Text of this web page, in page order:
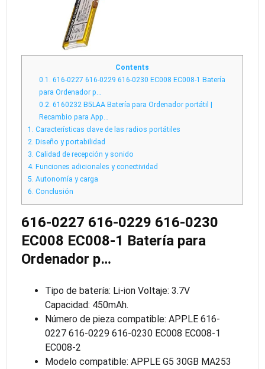
Contents
0.1. 616-0227 616-0229 616-0230 EC008 EC008-1 Batería
para Ordenador p…
0.2. 6160232 B5LAA Batería para Ordenador portátil |
Recambio para App…
1. Características clave de las radios portátiles
2. Diseño y portabilidad
3. Calidad de recepción y sonido
4. Funciones adicionales y conectividad
5. Autonomía y carga
6. Conclusión
616-0227 616-0229 616-0230
EC008 EC008-1 Batería para
Ordenador p…
Tipo de batería: Li-ion Voltaje: 3.7V
Capacidad: 450mAh.
Número de pieza compatible: APPLE 616-
0227 616-0229 616-0230 EC008 EC008-1
EC008-2
Modelo compatible: APPLE G5 30GB MA253